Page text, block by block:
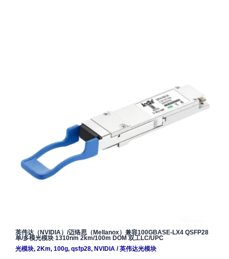
英伟达（NVIDIA）/迈络思（Mellanox）兼容100GBASE-LX4 QSFP28
单/多模光模块 1310nm 2km/100m DOM 双工LC/UPC
光模块, 2Km, 100g, qsfp28, NVIDIA/英伟达光模块